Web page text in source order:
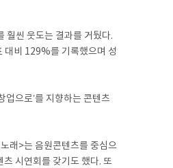
씬 웃도는 결과를 거뒀다.
대비 129%를 기록했으며 성
으로’를 지향하는 콘텐츠
래>는 음원콘텐츠를 중심으
시연회를 갖기도 했다. 또